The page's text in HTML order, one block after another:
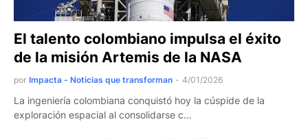
El talento colombiano impulsa el éxito
de la misión Artemis de la NASA
por Impacta - Noticias que transforman - 4/01/2026
La ingeniería colombiana conquistó hoy la cúspide de la
exploración espacial al consolidarse c…